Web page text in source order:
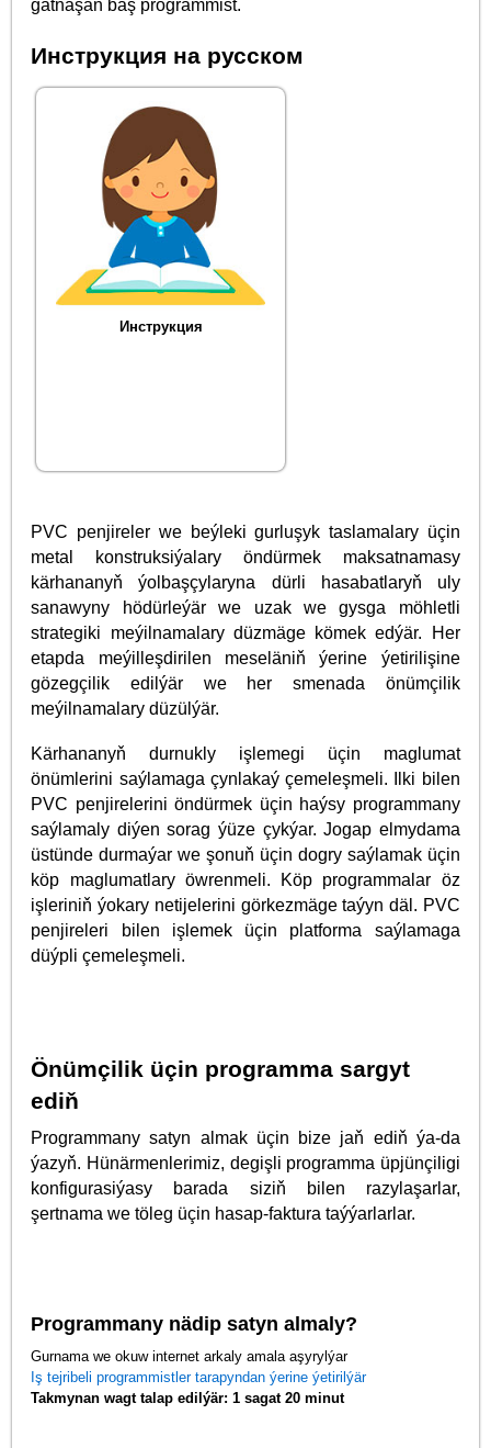
gatnaşan baş programmist.
Инструкция на русском
Инструкция
PVC penjireler we beýleki gurluşyk taslamalary üçin
metal konstruksiýalary öndürmek maksatnamasy
kärhananyň ýolbaşçylaryna dürli hasabatlaryň uly
sanawyny hödürleýär we uzak we gysga möhletli
strategiki meýilnamalary düzmäge kömek edýär. Her
etapda meýilleşdirilen meseläniň ýerine ýetirilişine
gözegçilik edilýär we her smenada önümçilik
meýilnamalary düzülýär.
Kärhananyň durnukly işlemegi üçin maglumat
önümlerini saýlamaga çynlakaý çemeleşmeli. Ilki bilen
PVC penjirelerini öndürmek üçin haýsy programmany
saýlamaly diýen sorag ýüze çykýar. Jogap elmydama
üstünde durmaýar we şonuň üçin dogry saýlamak üçin
köp maglumatlary öwrenmeli. Köp programmalar öz
işleriniň ýokary netijelerini görkezmäge taýyn däl. PVC
penjireleri bilen işlemek üçin platforma saýlamaga
düýpli çemeleşmeli.
Önümçilik üçin programma sargyt
ediň
Programmany satyn almak üçin bize jaň ediň ýa-da
ýazyň. Hünärmenlerimiz, degişli programma üpjünçiligi
konfigurasiýasy barada siziň bilen razylaşarlar,
şertnama we töleg üçin hasap-faktura taýýarlarlar.
Programmany nädip satyn almaly?
Gurnama we okuw internet arkaly amala aşyrylýar
Iş tejribeli programmistler tarapyndan ýerine ýetirilýär
Takmynan wagt talap edilýär: 1 sagat 20 minut